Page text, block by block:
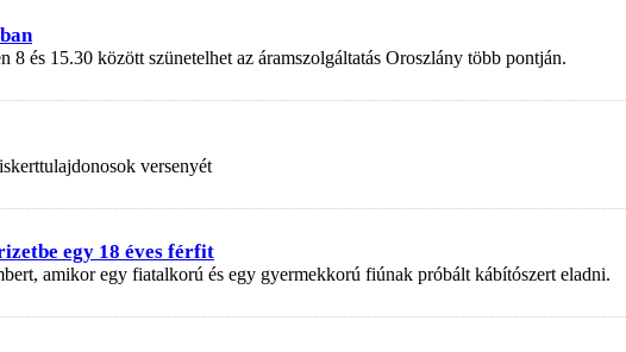
és 15.30 között szünetelhet az áramszolgáltatás Oroszlány több pontján.
versenyét
egy 18 éves férfit
amikor egy fiatalkorú és egy gyermekkorú fiúnak próbált kábítószert eladni.